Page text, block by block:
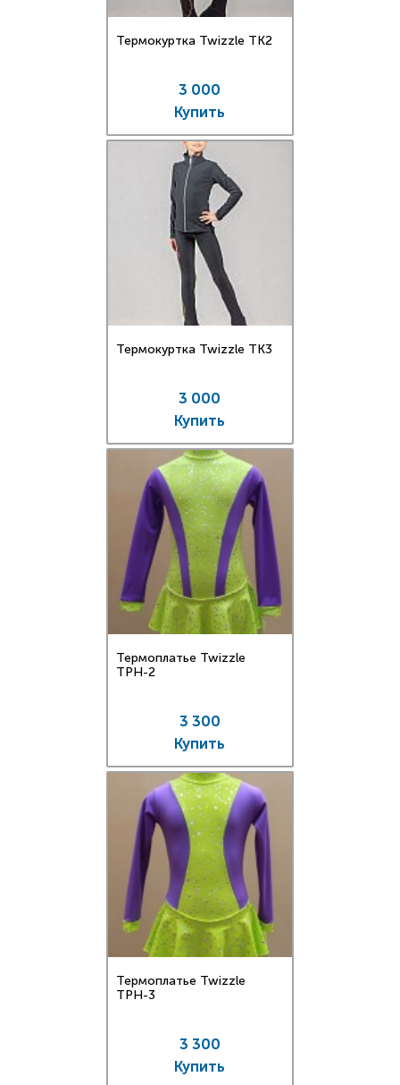
Термокуртка Twizzle TK2
3 000
Купить
Термокуртка Twizzle TK3
3 000
Купить
Термоплатье Twizzle
TPН-2
3 300
Купить
Термоплатье Twizzle
TPН-3
3 300
Купить